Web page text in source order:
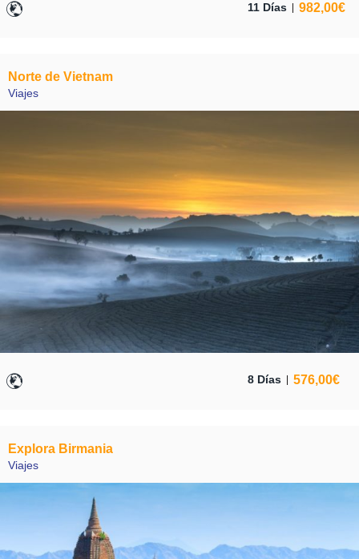
11 Días 982,00€
Norte de Vietnam
Viajes
8 Días 576,00€
Explora Birmania
Viajes